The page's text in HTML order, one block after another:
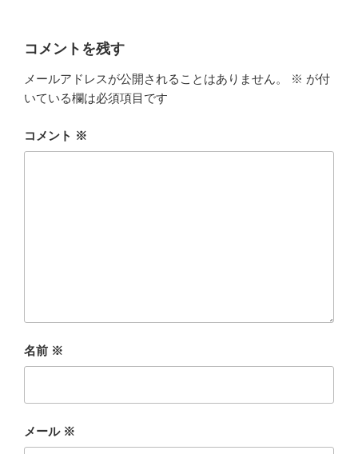
コメントを残す
メールアドレスが公開されることはありません。 ※ が付
いている欄は必須項目です
コメント ※
名前 ※
メール ※